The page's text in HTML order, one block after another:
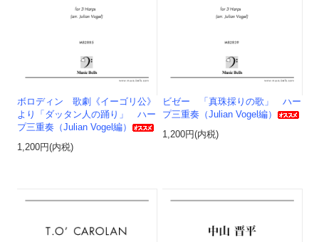
ボロディン 歌劇《イーゴリ公》
より「ダッタン人の踊り」 ハー
プ三重奏（Julian Vogel編）
1,200円(内税)
ビゼー 「真珠採りの歌」 ハー
プ三重奏（Julian Vogel編）
1,200円(内税)